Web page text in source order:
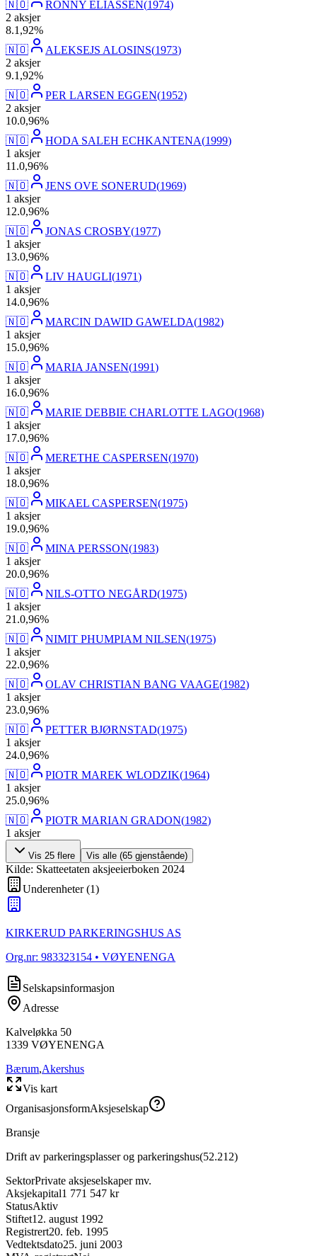
🇳🇴
RONNY ELIASSEN(1974)
2 aksjer
8.1,92%
🇳🇴
ALEKSEJS ALOSINS(1973)
2 aksjer
9.1,92%
🇳🇴
PER LARSEN EGGEN(1952)
2 aksjer
10.0,96%
🇳🇴
HODA SALEH ECHKANTENA(1999)
1 aksjer
11 .0,96%
🇳🇴
JENS OVE SONERUD(1969)
1 aksjer
12.0,96%
🇳🇴
JONAS CROSBY(1977)
1 aksjer
13.0,96%
🇳🇴
LIV HAUGLI(1971)
1 aksjer
14.0,96%
🇳🇴
MARCIN DAWID GAWELDA(1982)
1 aksjer
15.0,96%
🇳🇴
MARIA JANSEN(1991)
1 aksjer
16.0,96%
🇳🇴
MARIE DEBBIE CHARLOTTE LAGO(1968)
1 aksjer
17.0,96%
🇳🇴
MERETHE CASPERSEN(1970)
1 aksjer
18.0,96%
🇳🇴
MIKAEL CASPERSEN(1975)
1 aksjer
19.0,96%
🇳🇴
MINA PERSSON(1983)
1 aksjer
20.0,96%
🇳🇴
NILS-OTTO NEGÅRD(1975)
1 aksjer
21 .0,96%
🇳🇴
NIMIT PHUMPIAM NILSEN(1975)
1 aksjer
22.0,96%
🇳🇴
OLAV CHRISTIAN BANG VAAGE(1982)
1 aksjer
23.0,96%
🇳🇴
PETTER BJØRNSTAD(1975)
1 aksjer
24.0,96%
🇳🇴
PIOTR MAREK WLODZIK(1964)
1 aksjer
25.0,96%
🇳🇴
PIOTR MARIAN GRADON(1982)
1 aksjer
Vis 25 flere Vis alle (65 gjenstående)
Kilde: Skatteetaten aksjeeierboken 2024
Underenheter(1)
KIRKERUD PARKERINGSHUS AS
Org.nr: 983323154 • VØYENENGA
Selskapsinformasjon
Adresse
Kalveløkka 50
1339 VØYENENGA
Bærum,Akershus
Vis kart
OrganisasjonsformAksjeselskap
Bransje
Drift av parkeringsplasser og parkeringshus(52.212)
SektorPrivate aksjeselskaper mv.
Aksjekapital1 771 547 kr
StatusAktiv
Stiftet12. august 1992
Registrert20. feb. 1995
Vedtektsdato25. juni 2003